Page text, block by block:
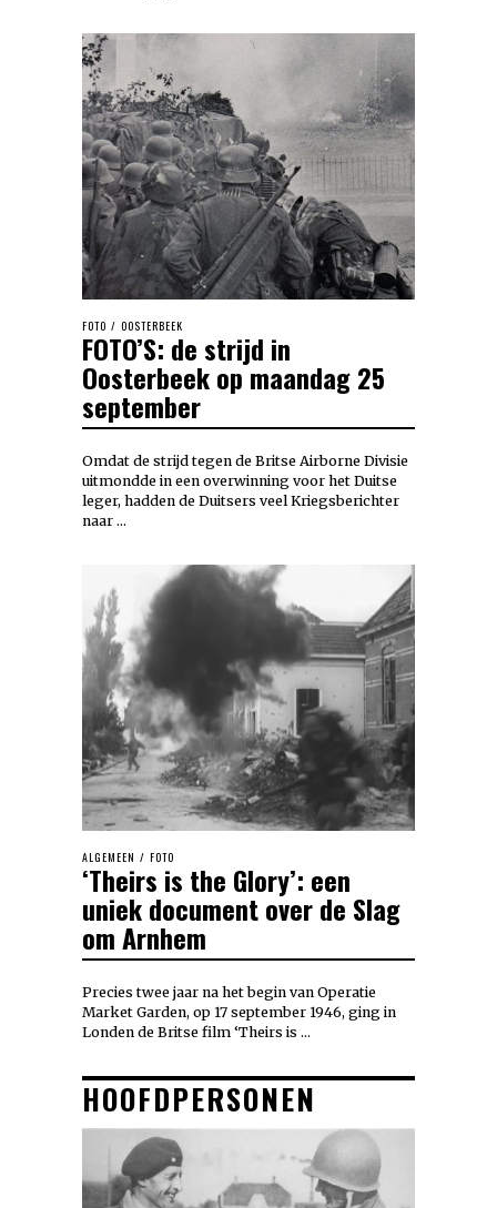
FOTO / OOSTERBEEK
FOTO’S: de strijd in
Oosterbeek op maandag 25
september
Omdat de strijd tegen de Britse Airborne Divisie
uitmondde in een overwinning voor het Duitse
leger, hadden de Duitsers veel Kriegsberichter
naar …
ALGEMEEN / FOTO
‘Theirs is the Glory’: een
uniek document over de Slag
om Arnhem
Precies twee jaar na het begin van Operatie
Market Garden, op 17 september 1946, ging in
Londen de Britse film ‘Theirs is …
HOOFDPERSONEN